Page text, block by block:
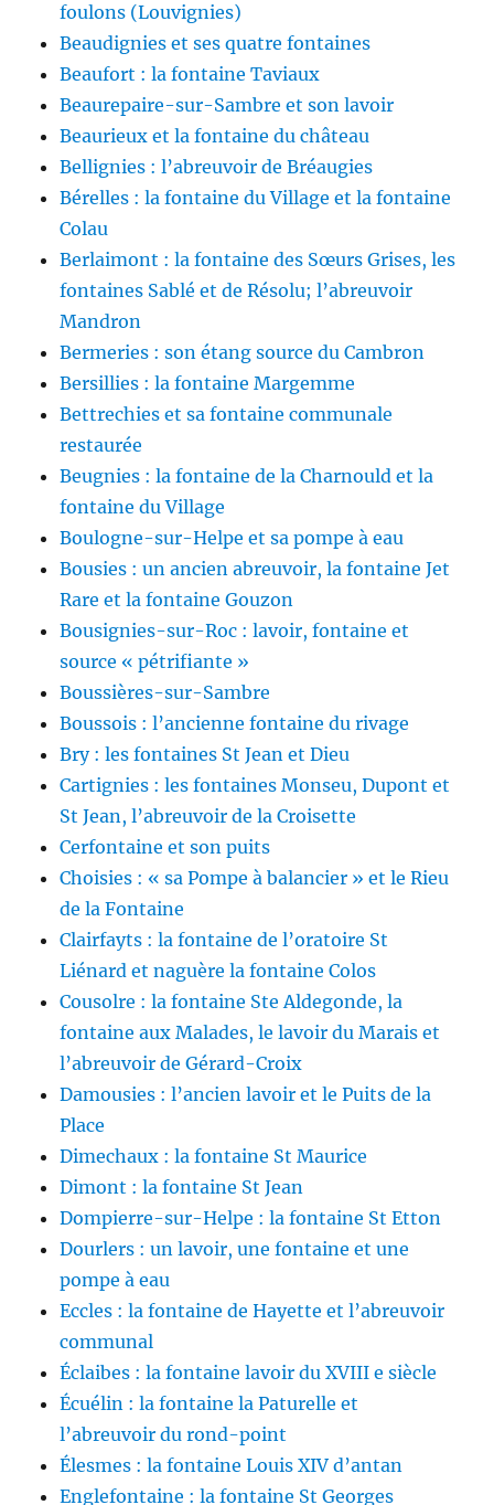
foulons (Louvignies)
Beaudignies et ses quatre fontaines
Beaufort : la fontaine Taviaux
Beaurepaire-sur-Sambre et son lavoir
Beaurieux et la fontaine du château
Bellignies : l’abreuvoir de Bréaugies
Bérelles : la fontaine du Village et la fontaine
Colau
Berlaimont : la fontaine des Sœurs Grises, les
fontaines Sablé et de Résolu; l’abreuvoir
Mandron
Bermeries : son étang source du Cambron
Bersillies : la fontaine Margemme
Bettrechies et sa fontaine communale
restaurée
Beugnies : la fontaine de la Charnould et la
fontaine du Village
Boulogne-sur-Helpe et sa pompe à eau
Bousies : un ancien abreuvoir, la fontaine Jet
Rare et la fontaine Gouzon
Bousignies-sur-Roc : lavoir, fontaine et
source « pétrifiante »
Boussières-sur-Sambre
Boussois : l’ancienne fontaine du rivage
Bry : les fontaines St Jean et Dieu
Cartignies : les fontaines Monseu, Dupont et
St Jean, l’abreuvoir de la Croisette
Cerfontaine et son puits
Choisies : « sa Pompe à balancier » et le Rieu
de la Fontaine
Clairfayts : la fontaine de l’oratoire St
Liénard et naguère la fontaine Colos
Cousolre : la fontaine Ste Aldegonde, la
fontaine aux Malades, le lavoir du Marais et
l’abreuvoir de Gérard-Croix
Damousies : l’ancien lavoir et le Puits de la
Place
Dimechaux : la fontaine St Maurice
Dimont : la fontaine St Jean
Dompierre-sur-Helpe : la fontaine St Etton
Dourlers : un lavoir, une fontaine et une
pompe à eau
Eccles : la fontaine de Hayette et l’abreuvoir
communal
Éclaibes : la fontaine lavoir du XVIII e siècle
Écuélin : la fontaine la Paturelle et
l’abreuvoir du rond-point
Élesmes : la fontaine Louis XIV d’antan
Englefontaine : la fontaine St Georges